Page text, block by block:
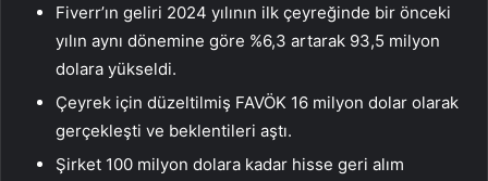
Fiverr’ın geliri 2024 yılının ilk çeyreğinde bir önceki
yılın aynı dönemine göre %6,3 artarak 93,5 milyon
dolara yükseldi.
Çeyrek için düzeltilmiş FAVÖK 16 milyon dolar olarak
gerçekleşti ve beklentileri aştı.
Şirket 100 milyon dolara kadar hisse geri alım